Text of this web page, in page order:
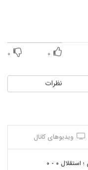
۰ ۰
نظرات
ویدیوهای کانال
خلاصه بازی ؛ استقلال ۰ - ۰